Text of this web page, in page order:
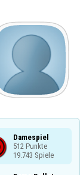
Damespiel
512 Punkte
19.743 Spiele